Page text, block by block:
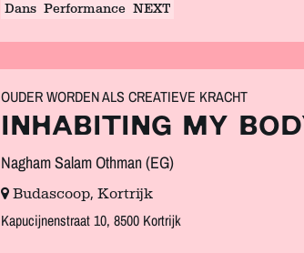
Dans Performance NEXT
INHABITING MY
Nagham Salam Othman (EG)
OUDER WORDEN ALS CREATIEVE KRACHT
Budascoop, Kortrijk
Kapucijnenstraat 10, 8500 Kortrijk